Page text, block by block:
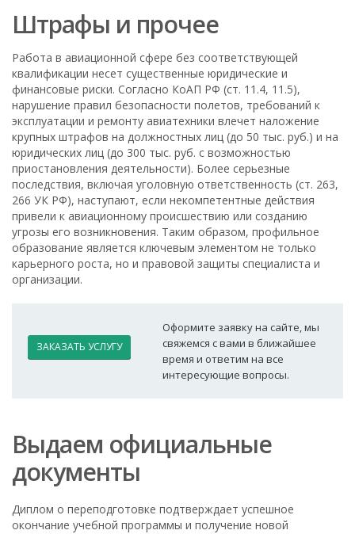
Штрафы и прочее
Работа в авиационной сфере без соответствующей
квалификации несет существенные юридические и
финансовые риски. Согласно КоАП РФ (ст. 11.4, 11.5),
нарушение правил безопасности полетов, требований к
эксплуатации и ремонту авиатехники влечет наложение
крупных штрафов на должностных лиц (до 50 тыс. руб.) и на
юридических лиц (до 300 тыс. руб. с возможностью
приостановления деятельности). Более серьезные
последствия, включая уголовную ответственность (ст. 263,
266 УК РФ), наступают, если некомпетентные действия
привели к авиационному происшествию или созданию
угрозы его возникновения. Таким образом, профильное
образование является ключевым элементом не только
карьерного роста, но и правовой защиты специалиста и
организации.
ЗАКАЗАТЬ УСЛУГУ
Оформите заявку на сайте, мы
свяжемся с вами в ближайшее
время и ответим на все
интересующие вопросы.
Выдаем официальные
документы
Диплом о переподготовке подтверждает успешное
окончание учебной программы и получение новой